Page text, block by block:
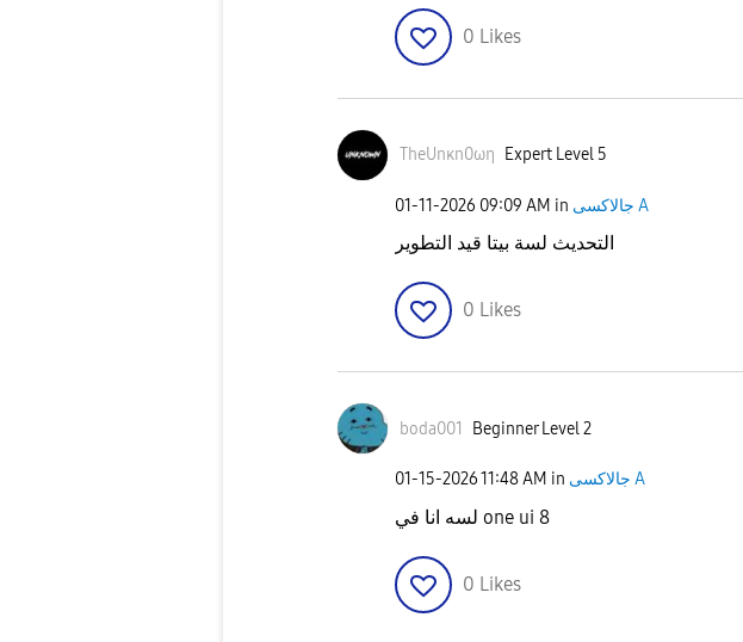
0 Likes
TheUnκn0ωη Expert Level 5
‎01-11-2026 09:09 AM in جالاكسى A
التحديث لسة بيتا قيد التطوير
0 Likes
boda001 Beginner Level 2
‎01-15-202611:48 AM in جالاكسى A
لسه انا في one ui 8
0 Likes